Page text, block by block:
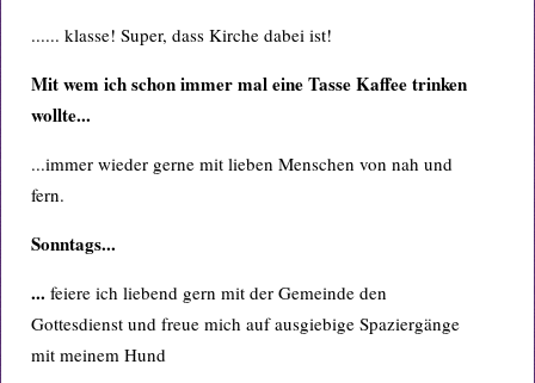
...... klasse! Super, dass Kirche dabei ist!
Mit wem ich schon immer mal eine Tasse Kaffee trinken
wollte...
...immer wieder gerne mit lieben Menschen von nah und
fern.
Sonntags...
... feiere ich liebend gern mit der Gemeinde den
Gottesdienst und freue mich auf ausgiebige Spaziergänge
mit meinem Hund